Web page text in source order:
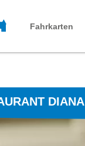
Fahrkarten
DIANA